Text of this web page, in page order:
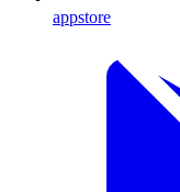
appstore